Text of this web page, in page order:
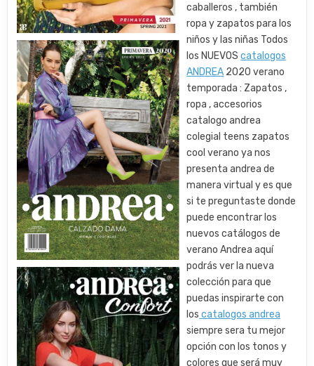
caballeros , también
ropa y zapatos para los
niños y las niñas Todos
los NUEVOScatalogos
ANDREA 2020 verano
temporada : Zapatos ,
ropa , accesorios
catalogo andrea
colegial teens zapatos
cool verano ya nos
presenta andrea de
manera virtual y es que
si te preguntaste donde
puede encontrar los
nuevos catálogos de
verano Andrea aquí
podrás ver la nueva
colección para que
puedas inspirarte con
los catalogos andrea
siempre sera tu mejor
opción con los tonos y
colores que será muy